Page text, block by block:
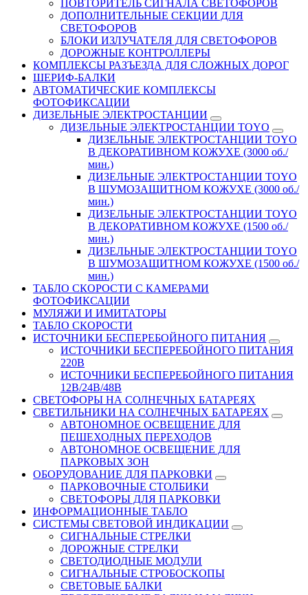
ПОВТОРИТЕЛЬ СИГНАЛА СВЕТОФОРОВ
ДОПОЛНИТЕЛЬНЫЕ СЕКЦИИ ДЛЯ
СВЕТОФОРОВ
БЛОКИ ИЗЛУЧАТЕЛЯ ДЛЯ СВЕТОФОРОВ
ДОРОЖНЫЕ КОНТРОЛЛЕРЫ
КОМПЛЕКСЫ РАЗЪЕЗДА ДЛЯ СЛОЖНЫХ ДОРОГ
ШЕРИФ-БАЛКИ
АВТОМАТИЧЕСКИЕ КОМПЛЕКСЫ
ФОТОФИКСАЦИИ
ДИЗЕЛЬНЫЕ ЭЛЕКТРОСТАНЦИИ
ДИЗЕЛЬНЫЕ ЭЛЕКТРОСТАНЦИИ TOYO
ДИЗЕЛЬНЫЕ ЭЛЕКТРОСТАНЦИИ TOYO
В ДЕКОРАТИВНОМ КОЖУХЕ (3000 об./
мин.)
ДИЗЕЛЬНЫЕ ЭЛЕКТРОСТАНЦИИ TOYO
В ШУМОЗАЩИТНОМ КОЖУХЕ (3000 об./
мин.)
ДИЗЕЛЬНЫЕ ЭЛЕКТРОСТАНЦИИ TOYO
В ДЕКОРАТИВНОМ КОЖУХЕ (1500 об./
мин.)
ДИЗЕЛЬНЫЕ ЭЛЕКТРОСТАНЦИИ TOYO
В ШУМОЗАЩИТНОМ КОЖУХЕ (1500 об./
мин.)
ТАБЛО СКОРОСТИ С КАМЕРАМИ
ФОТОФИКСАЦИИ
МУЛЯЖИ И ИМИТАТОРЫ
ТАБЛО СКОРОСТИ
ИСТОЧНИКИ БЕСПЕРЕБОЙНОГО ПИТАНИЯ
ИСТОЧНИКИ БЕСПЕРЕБОЙНОГО ПИТАНИЯ
220В
ИСТОЧНИКИ БЕСПЕРЕБОЙНОГО ПИТАНИЯ
12В/24В/48В
СВЕТОФОРЫ НА СОЛНЕЧНЫХ БАТАРЕЯХ
СВЕТИЛЬНИКИ НА СОЛНЕЧНЫХ БАТАРЕЯХ
АВТОНОМНОЕ ОСВЕЩЕНИЕ ДЛЯ
ПЕШЕХОДНЫХ ПЕРЕХОДОВ
АВТОНОМНОЕ ОСВЕЩЕНИЕ ДЛЯ
ПАРКОВЫХ ЗОН
ОБОРУДОВАНИЕ ДЛЯ ПАРКОВКИ
ПАРКОВОЧНЫЕ СТОЛБИКИ
СВЕТОФОРЫ ДЛЯ ПАРКОВКИ
ИНФОРМАЦИОННЫЕ ТАБЛО
CИСТЕМЫ СВЕТОВОЙ ИНДИКАЦИИ
СИГНАЛЬНЫЕ СТРЕЛКИ
ДОРОЖНЫЕ СТРЕЛКИ
СВЕТОДИОДНЫЕ МОДУЛИ
СИГНАЛЬНЫЕ СТРОБОСКОПЫ
СВЕТОВЫЕ БАЛКИ